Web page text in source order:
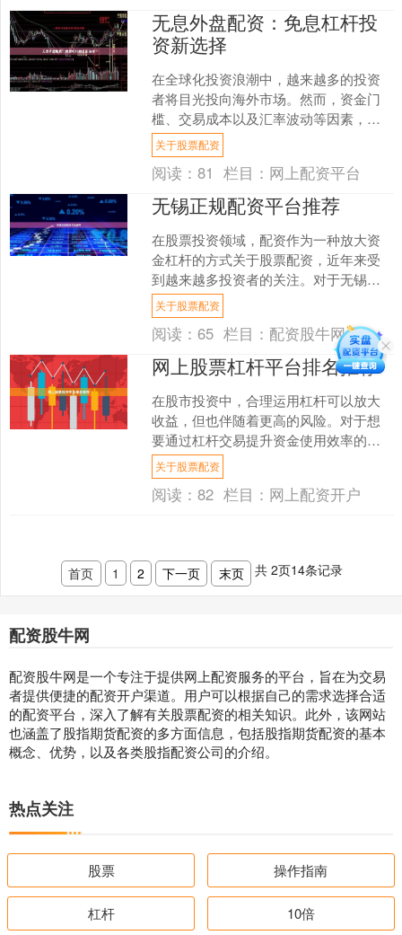
无息外盘配资：免息杠杆投
资新选择
在全球化投资浪潮中，越来越多的投资
者将目光投向海外市场。然而，资金门
槛、交易成本以及汇率波动等因素，往
往成为普通投资者参与外盘交易的障
碍。近年来，一种名为“无息....
关于股票配资
阅读：81 栏目： 网上配资平台
无锡正规配资平台推荐
在股票投资领域，配资作为一种放大资
金杠杆的方式关于股票配资，近年来受
到越来越多投资者的关注。对于无锡本
地的投资者来说，选择一家正规、安
全、透明的配资平台至关重要....
关于股票配资
阅读：65 栏目： 配资股牛网
网上股票杠杆平台排名推荐
在股市投资中，合理运用杠杆可以放大
收益，但也伴随着更高的风险。对于想
要通过杠杆交易提升资金使用效率的投
资者来说，选择一个安全、合规、稳定
的股票杠杆平台至关重要。....
关于股票配资
阅读：82 栏目： 网上配资开户
首页 1 2 下一页 末页 共 2页14条记录
配资股牛网
配资股牛网是一个专注于提供网上配资服务的平台，旨在为交易
者提供便捷的配资开户渠道。用户可以根据自己的需求选择合适
的配资平台，深入了解有关股票配资的相关知识。此外，该网站
也涵盖了股指期货配资的多方面信息，包括股指期货配资的基本
概念、优势，以及各类股指配资公司的介绍。
热点关注
股票 操作指南
杠杆 10倍